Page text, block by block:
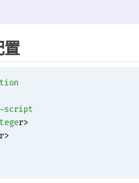
r>
r>